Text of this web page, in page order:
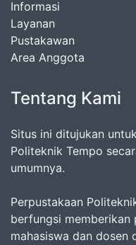
Informasi
Layanan
Pustakawan
Area Anggota
Tentang Kami
Situs ini ditujukan
Politeknik Tempo
umumnya.
Perpustakaan
berfungsi memberikan
mahasiswa dan dosen